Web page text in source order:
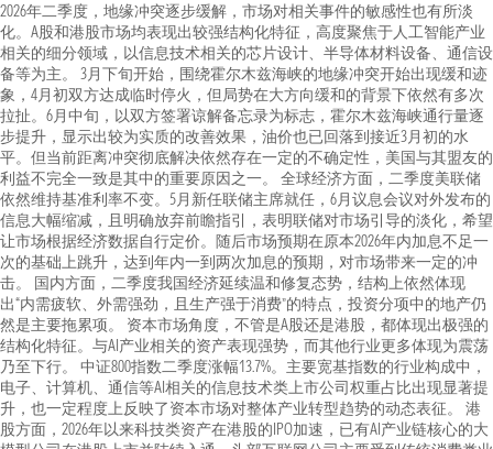
2026年二季度，地缘冲突逐步缓解，市场对相关事件的敏感性也有所淡
化。A股和港股市场均表现出较强结构化特征，高度聚焦于人工智能产业
相关的细分领域，以信息技术相关的芯片设计、半导体材料设备、通信设
备等为主。 3月下旬开始，围绕霍尔木兹海峡的地缘冲突开始出现缓和迹
象，4月初双方达成临时停火，但局势在大方向缓和的背景下依然有多次
拉扯。6月中旬，以双方签署谅解备忘录为标志，霍尔木兹海峡通行量逐
步提升，显示出较为实质的改善效果，油价也已回落到接近3月初的水
平。但当前距离冲突彻底解决依然存在一定的不确定性，美国与其盟友的
利益不完全一致是其中的重要原因之一。 全球经济方面，二季度美联储
依然维持基准利率不变。5月新任联储主席就任，6月议息会议对外发布的
信息大幅缩减，且明确放弃前瞻指引，表明联储对市场引导的淡化，希望
让市场根据经济数据自行定价。随后市场预期在原本2026年内加息不足一
次的基础上跳升，达到年内一到两次加息的预期，对市场带来一定的冲
击。 国内方面，二季度我国经济延续温和修复态势，结构上依然体现
出“内需疲软、外需强劲，且生产强于消费”的特点，投资分项中的地产仍
然是主要拖累项。 资本市场角度，不管是A股还是港股，都体现出极强的
结构化特征。与AI产业相关的资产表现强势，而其他行业更多体现为震荡
乃至下行。 中证800指数二季度涨幅13.7%。主要宽基指数的行业构成中，
电子、计算机、通信等AI相关的信息技术类上市公司权重占比出现显著提
升，也一定程度上反映了资本市场对整体产业转型趋势的动态表征。 港
股方面，2026年以来科技类资产在港股的IPO加速，已有AI产业链核心的大